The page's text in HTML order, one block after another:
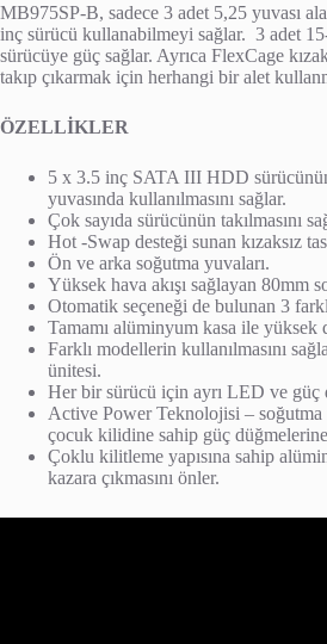
MB975SP-B, sadece 3 adet 5,25 yuvası
inç sürücü kullanabilmeyi sağlar. 3 adet
sürücüye güç sağlar. Ayrıca FlexCage
takıp çıkarmak için herhangi bir alet
ÖZELLİKLER
5 x 3.5 inç SATA III HDD
yuvasında kullanılmasını sağlar.
Çok sayıda sürücünün takılmasını
Hot -Swap desteği sunan kızaksız
Ön ve arka soğutma yuvaları.
Yüksek hava akışı sağlayan 80mm
Otomatik seçeneği de bulunan 3
Tamamı alüminyum kasa ile yüksek
Farklı modellerin kullanılmasını
ünitesi.
Her bir sürücü için ayrı LED ve güç
Active Power Teknolojisi – soğutma
çocuk kilidine sahip güç düğmelerine
Çoklu kilitleme yapısına sahip
kazara çıkmasını önler.